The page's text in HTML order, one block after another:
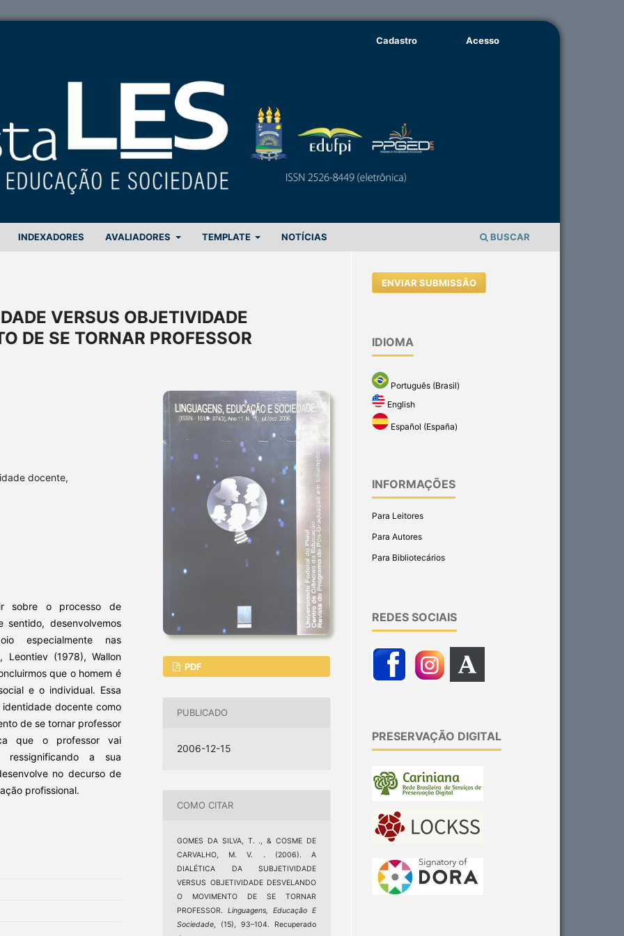
INDEXADORES AVALIADORES TEMPLATE NOTÍCIAS BUSCAR
Cadastro Acesso
VERSUS OBJETIVIDADE
DE SE TORNAR PROFESSOR
docente,
sobre o processo de
desenvolvemos
especialmente nas
(1978), Wallon
que o homem é
e o individual. Essa
docente como
de se tornar professor
que o professor vai
ressignificando a sua
no decurso de
profissional.
PDF
PUBLICADO
2006-12-15
COMO CITAR
GOMES DA SILVA, T. ., & COSME DE
CARVALHO, M. V. . (2006). A
DIALÉTICA DA SUBJETIVIDADE
VERSUS OBJETIVIDADE DESVELANDO
O MOVIMENTO DE SE TORNAR
PROFESSOR.Linguagens, Educação E
Sociedade, (15), 93–104. Recuperado
ENVIAR SUBMISSÃO
IDIOMA
Português (Brasil)
English
Español (España)
INFORMAÇÕES
Para Leitores
Para Autores
Para Bibliotecários
REDES SOCIAIS
PRESERVAÇÃO DIGITAL